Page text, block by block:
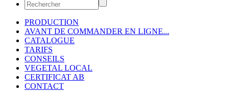
PRODUCTION
AVANT DE COMMANDER EN LIGNE...
CATALOGUE
TARIFS
CONSEILS
VEGETAL LOCAL
CERTIFICAT AB
CONTACT